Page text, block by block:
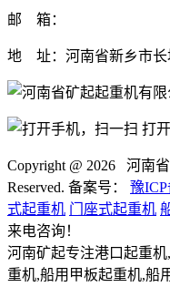
邮 箱：
地 址：河南省新乡市长
打
Copyright @ 2026 河南
Reserved. 备案号： 豫ICP
式起重机 门座式起重机
来电咨询！
河南矿起专注港口起重
重机,船用甲板起重机,船